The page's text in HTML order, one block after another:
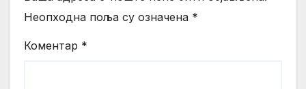
Неопходна поља су означена *
Коментар *